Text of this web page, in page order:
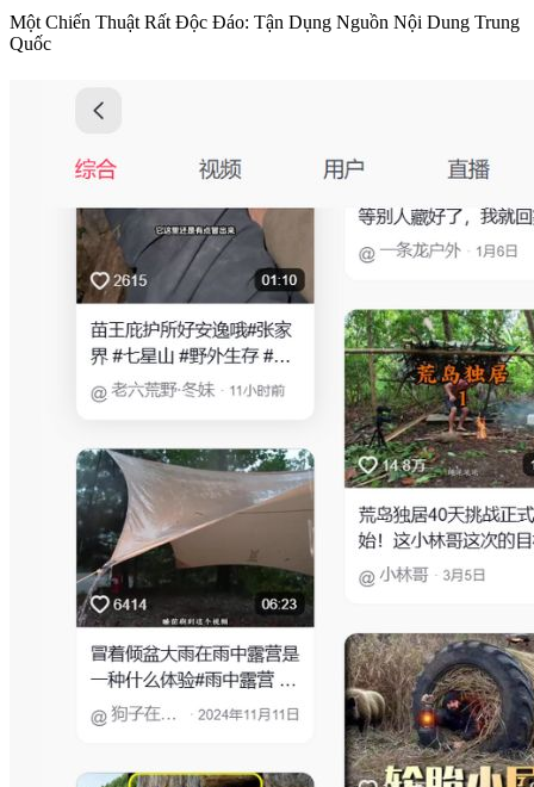
Một Chiến Thuật Rất Độc Đáo: Tận Dụng Nguồn Nội Dung Trung
Quốc